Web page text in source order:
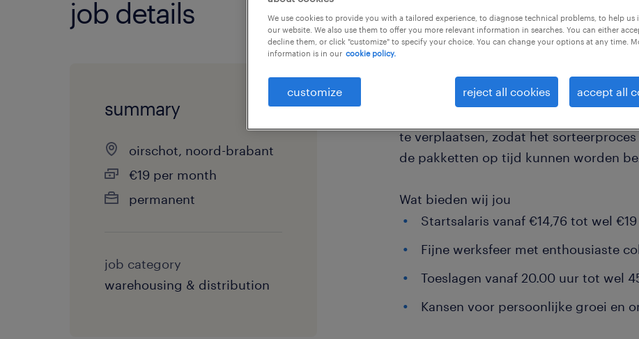
job details
summary
oirschot, noord-brabant
€19 per month
permanent
job category
warehousing & distribution
Als rangeer chauffeur ben jij
tijdig vervoeren van pakketten binnen
Best. Dit doe je door de ladingen één
te verplaatsen, zodat het
de pakketten op tijd kunnen worden
Wat bieden wij jou
Startsalaris vanaf €14,76 tot wel
Fijne werksfeer met enthousiaste
Toeslagen vanaf 20.00 uur tot wel
Kansen voor persoonlijke groei en
We use cookies to provide you with a tailored experience, to diagnose technical problems, to help us
our website. We also use them to offer you more relevant information in searches. You can either
decline them, or click "customize" to specify your choice. You can change your options at any time.
information is in our cookie policy.
customize reject all cookies accept all